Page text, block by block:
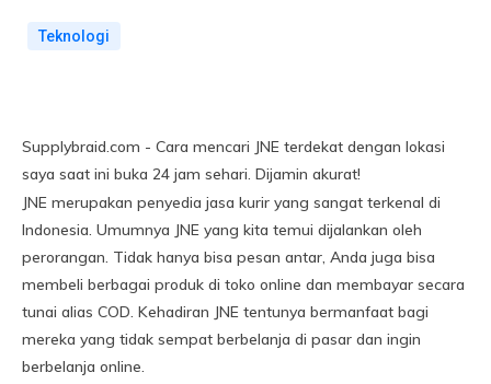
Teknologi
Supplybraid.com - Cara mencari JNE terdekat dengan lokasi
saya saat ini buka 24 jam sehari. Dijamin akurat!
JNE merupakan penyedia jasa kurir yang sangat terkenal di
Indonesia. Umumnya JNE yang kita temui dijalankan oleh
perorangan. Tidak hanya bisa pesan antar, Anda juga bisa
membeli berbagai produk di toko online dan membayar secara
tunai alias COD. Kehadiran JNE tentunya bermanfaat bagi
mereka yang tidak sempat berbelanja di pasar dan ingin
berbelanja online.